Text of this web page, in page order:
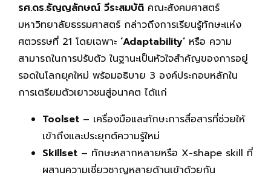
รศ.ดร.ธัญญลักษณ์ วีระสมบัติ คณะสังคมศาสตร์
มหาวิทยาลัยธรรมศาสตร์ กล่าวถึงการเรียนรู้ทักษะแห่ง
ศตวรรษที่ 21 โดยเฉพาะ ‘Adaptability’ หรือ ความ
สามารถในการปรับตัว ในฐานะเป็นหัวใจสำคัญของการอยู่
รอดในโลกยุคใหม่ พร้อมอธิบาย 3 องค์ประกอบหลักใน
การเตรียมตัวเยาวชนสู่อนาคต ได้แก่
Toolset – เครื่องมือและทักษะการสื่อสารที่ช่วยให้
เข้าถึงและประยุกต์ความรู้ใหม่
Skillset – ทักษะหลากหลายหรือ X-shape skill ที่
ผสานความเชี่ยวชาญหลายด้านเข้าด้วยกัน